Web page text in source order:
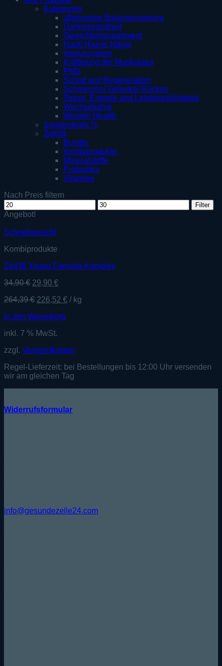
Kategorien
allgemeine Basisversorgung
Darmgesundheit
Gewichtsmanagement
Haut/ Haare/ Nägel
Immunsystem
Kräftigung der Muskulatur
PMS
Schlaf und Regeneration
Schmerzen/ Gelenke/ Rücken
Stress, Energie und Leistungsfähigkeit
Wechseljahre
Women Health
Sonderdeals %
Zell38
Bundle
Kombiprodukte
Mineralstoffe
Probiotika
Vitamine
Nach Preis filtern
Min.
Preis
Max.
Preis
Filter
Angebot!
Schnellansicht
Kombiprodukte
Zell38 Young Formula Komplex
34,90€ Ursprünglicher
war:
29,90 €
ist:
264,39€ 226,52 € / kg
In den Warenkorb
inkl. 7 % MwSt.
zzgl. Versandkosten
Regel-Lieferzeit: bei Bestellungen bis 12:00 Uhr versenden
wir am gleichen Tag
Widerrufsformular
info@gesundezelle24.com